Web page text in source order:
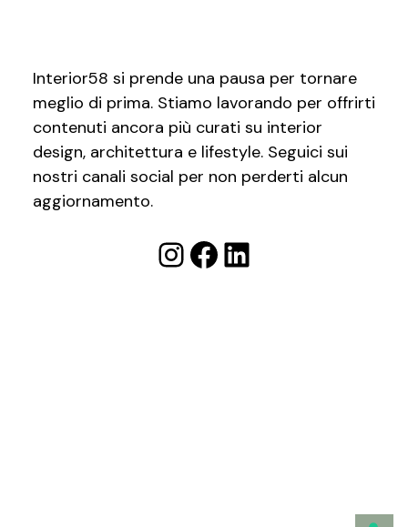
Interior58 si prende una pausa per tornare
meglio di prima. Stiamo lavorando per offrirti
contenuti ancora più curati su interior
design, architettura e lifestyle. Seguici sui
nostri canali social per non perderti alcun
aggiornamento.
Instagram
Facebook
LinkedIn